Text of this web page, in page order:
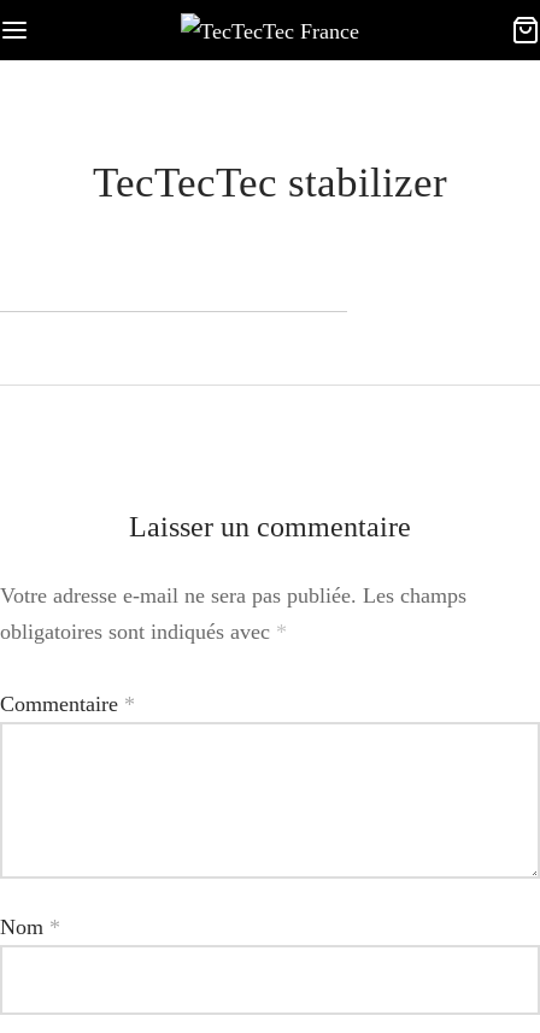
TecTecTec stabilizer
Laisser un commentaire
Votre adresse e-mail ne sera pas publiée. Les champs
obligatoires sont indiqués avec *
Commentaire *
Nom *